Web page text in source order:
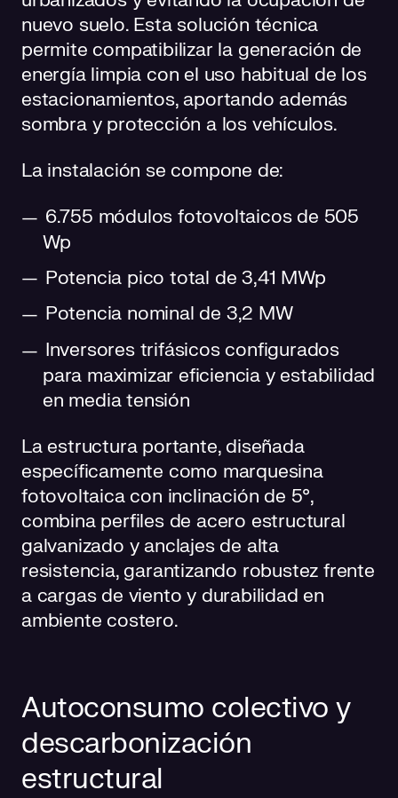
nuevo suelo. Esta solución técnica
permite compatibilizar la generación de
energía limpia con el uso habitual de los
estacionamientos, aportando además
sombra y protección a los vehículos.
La instalación se compone de:
6.755 módulos fotovoltaicos de 505
Wp
Potencia pico total de 3,41 MWp
Potencia nominal de 3,2 MW
Inversores trifásicos configurados
para maximizar eficiencia y estabilidad
en media tensión
La estructura portante, diseñada
específicamente como marquesina
fotovoltaica con inclinación de 5°,
combina perfiles de acero estructural
galvanizado y anclajes de alta
resistencia, garantizando robustez frente
a cargas de viento y durabilidad en
ambiente costero.
Autoconsumo colectivo y
descarbonización
estructural